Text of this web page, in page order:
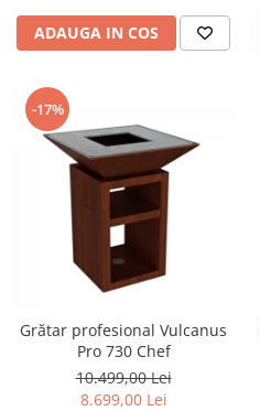
ADAUGA IN COS
-17%
Grătar profesional Vulcanus
Pro 730 Chef
10.499,00 Lei
8.699,00 Lei